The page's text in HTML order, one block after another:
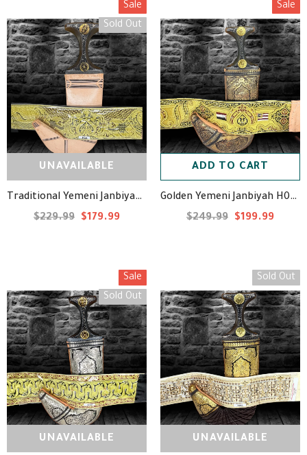
Sale
Sold Out
UNAVAILABLE
Traditional Yemeni Janbiyah -H34- جنبية يمنية تقليدية
$229.99 $179.99
Sale
ADD TO CART
Golden Yemeni Janbiyah H07 - جنبية ذهبيه
$249.99 $199.99
Sale
Sold Out
UNAVAILABLE
Sold Out
UNAVAILABLE